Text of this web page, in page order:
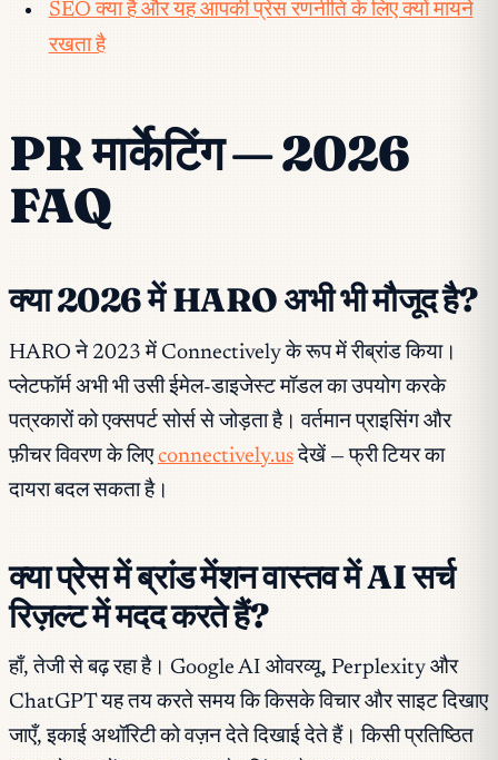
SEO क्या है और यह आपकी प्रेस रणनीति के लिए क्यों मायने
रखता है
PR मार्केटिंग — 2026
FAQ
क्या 2026 में HARO अभी भी मौजूद है?
HARO ने 2023 में Connectively के रूप में रीब्रांड किया।
प्लेटफॉर्म अभी भी उसी ईमेल-डाइजेस्ट मॉडल का उपयोग करके
पत्रकारों को एक्सपर्ट सोर्स से जोड़ता है। वर्तमान प्राइसिंग और
फ़ीचर विवरण के लिएconnectively.usदेखें — फ्री टियर का
दायरा बदल सकता है।
क्या प्रेस में ब्रांड मेंशन वास्तव में AI सर्च
रिज़ल्ट में मदद करते हैं?
हाँ, तेजी से बढ़ रहा है। Google AI ओवरव्यू, Perplexity और
ChatGPT यह तय करते समय कि किसके विचार और साइट दिखाए
जाएँ, इकाई अथॉरिटी को वज़न देते दिखाई देते हैं। किसी प्रतिष्ठित